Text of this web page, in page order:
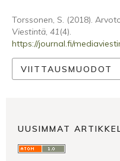
Torssonen, S. (2018).
Viestintä, 41(4).
https://journal.fi/
VIITTAUSMUODOT
UUSIMMAT